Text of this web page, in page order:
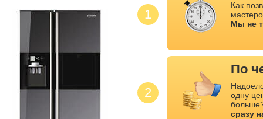
1
2
Как
Мы не
По
одну
сразу